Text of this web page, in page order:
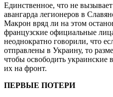
Единственное, что не
авангарда легионеров в
Макрон вряд ли на этом
французские официальные
неоднократно говорили, что
отправлены в Украину, то
чтобы освободить украинские
их на фронт.
ПЕРВЫЕ ПОТЕРИ